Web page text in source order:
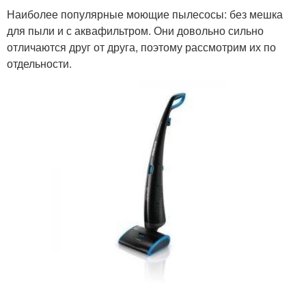
Наиболее популярные моющие пылесосы: без мешка
для пыли и с аквафильтром. Они довольно сильно
отличаются друг от друга, поэтому рассмотрим их по
отдельности.